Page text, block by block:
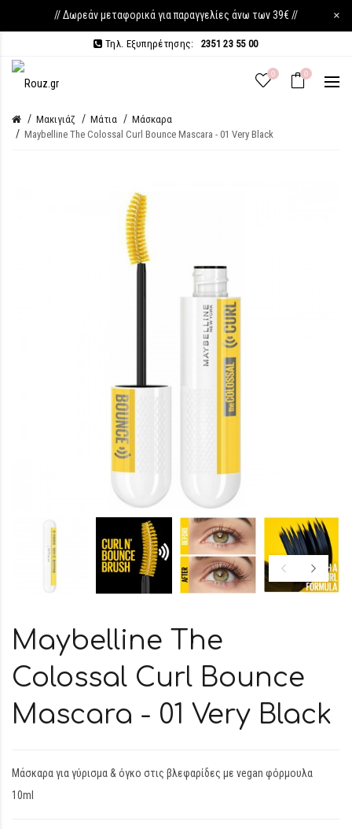
// Δωρεάν μεταφορικά για παραγγελίες άνω των 39€ // ×
Τηλ. Εξυπηρέτησης: 2351 23 55 00
0 0
Μακιγιάζ Μάτια
Μάσκαρα
Maybelline The Colossal Curl Bounce Mascara - 01 Very Black
Maybelline The
Colossal Curl Bounce
Mascara - 01 Very Black
Μάσκαρα για γύρισμα & όγκο στις βλεφαρίδες με vegan φόρμουλα
10ml